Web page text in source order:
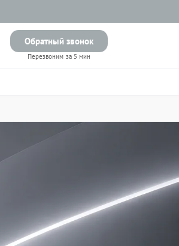
Обратный звонок
Перезвоним за 5 мин